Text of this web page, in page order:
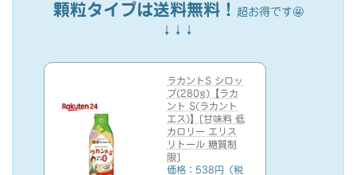
顆粒タイプは送料無料！
超お得です🤩
↓↓↓
ラカントS シロッ
プ(280g)【ラカ
ント S(ラカント
エス)】[甘味料 低
カロリー エリス
リトール 糖質制
限]
価格：538円（税